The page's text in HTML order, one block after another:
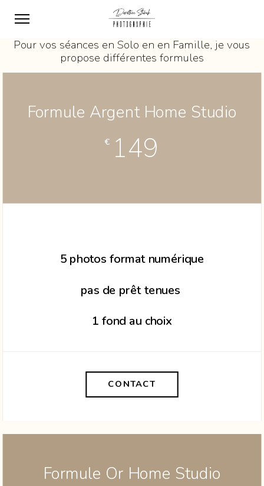
Pour vos séances en Solo en en Famille, je vous
propose différentes formules
Formule Argent Home Studio
€ 149
5 photos format numérique
pas de prêt tenues
1 fond au choix
CONTACT
Formule Or Home Studio